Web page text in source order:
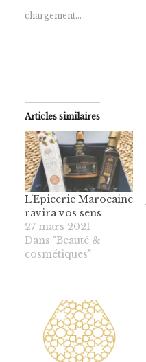
chargement…
Articles similaires
L’Epicerie Marocaine
ravira vos sens
27 mars 2021
Dans "Beauté &
cosmétiques"